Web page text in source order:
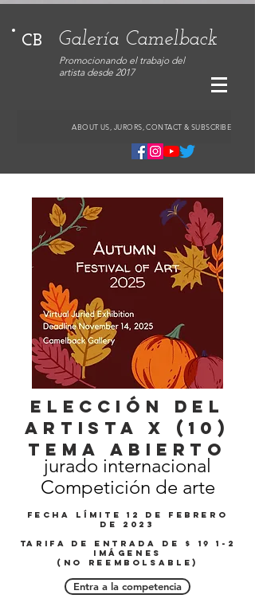
CB Galería Camelback
Promocionando el trabajo del
artista desde 2017
ABOUT US, JURORS, CONTACT & SUBSCRIBE
elección del
artista X (10)
Tema abierto
jurado internacional
Competición de arte
fecha límite 12 de febrero
de 2023
Tarifa de entrada de $ 19 1-2
imágenes
(No reembolsable)
Entra a la competencia